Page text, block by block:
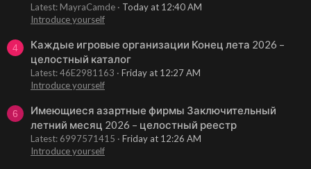
Latest: MayraCamde
Today at 12:40 AM
Introduce yourself
4
Каждые игровые организации Конец лета 2026 –
целостный каталог
Latest: 46E2981163
Friday at 12:27 AM
Introduce yourself
6
Имеющиеся азартные фирмы Заключительный
летний месяц 2026 – целостный реестр
Latest: 6997571415
Friday at 12:26 AM
Introduce yourself